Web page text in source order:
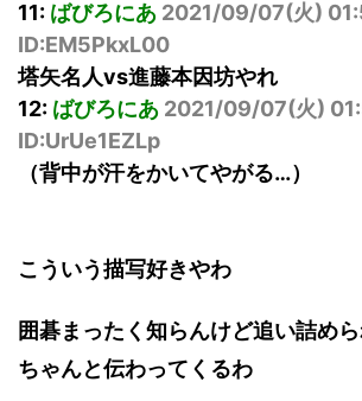
11: ばびろにあ 2021/09/07(火)
ID:EM5PkxL00
塔矢名人vs進藤本因坊やれ
12: ばびろにあ 2021/09/07(火)
ID:UrUe1EZLp
（背中が汗をかいてやがる…）
こういう描写好きやわ
囲碁まったく知らんけど追い詰め
ちゃんと伝わってくるわ